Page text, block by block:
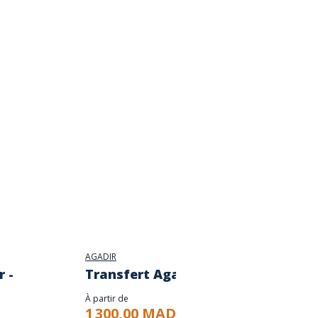
-
AGADIR
Transfert Agadir - Essaouira
À partir de
1 300,00 MAD